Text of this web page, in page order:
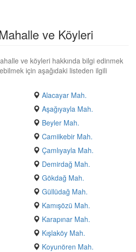
ve Köyleri
ve köyleri hakkında bilgi edinmek
için aşağıdaki listeden ilgili
Alacayar Mah.
Aşağıyayla Mah.
Beyler Mah.
Camiikebir Mah.
Çamlıyayla Mah.
Demirdağ Mah.
Gökdağ Mah.
Güllüdağ Mah.
Kamışözü Mah.
Karapınar Mah.
Kışlaköy Mah.
Koyunören Mah.